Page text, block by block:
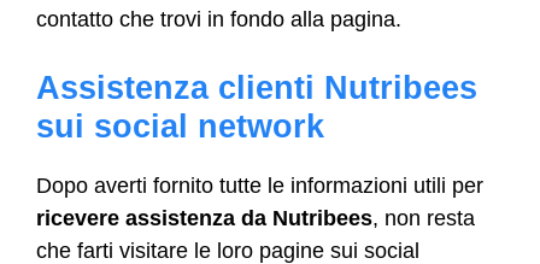
contatto che trovi in fondo alla pagina.
Assistenza clienti Nutribees
sui social network
Dopo averti fornito tutte le informazioni utili per
ricevere assistenza da Nutribees, non resta
che farti visitare le loro pagine sui social